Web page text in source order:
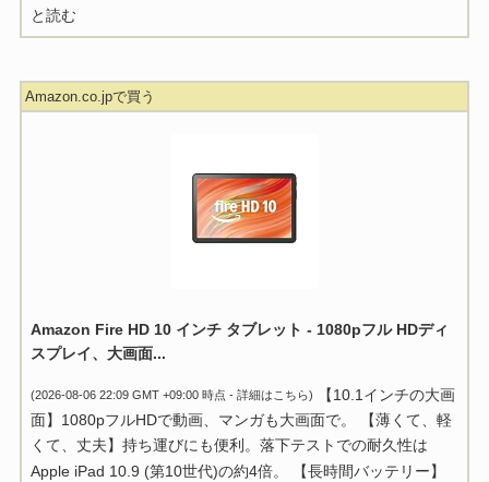
と読む
Amazon.co.jpで買う
Amazon Fire HD 10 インチ タブレット - 1080pフル HDディ
スプレイ、大画面...
(2026-08-06 22:09 GMT +09:00 時点 - 詳細はこちら)
【10.1インチの大画
面】1080pフルHDで動画、マンガも大画面で。 【薄くて、軽
くて、丈夫】持ち運びにも便利。落下テストでの耐久性は
Apple iPad 10.9 (第10世代)の約4倍。 【長時間バッテリー】